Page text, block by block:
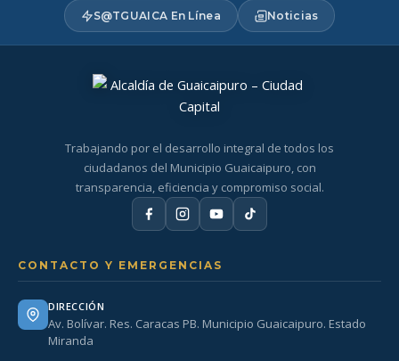
S@TGUAICA En Línea Noticias
Trabajando por el desarrollo integral de todos los
ciudadanos del Municipio Guaicaipuro, con
transparencia, eficiencia y compromiso social.
CONTACTO Y EMERGENCIAS
DIRECCIÓN
Av. Bolívar. Res. Caracas PB. Municipio Guaicaipuro. Estado
Miranda